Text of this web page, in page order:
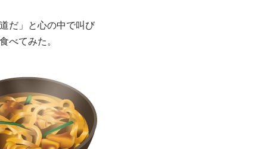
だ」と心の中で叫び
べてみた。